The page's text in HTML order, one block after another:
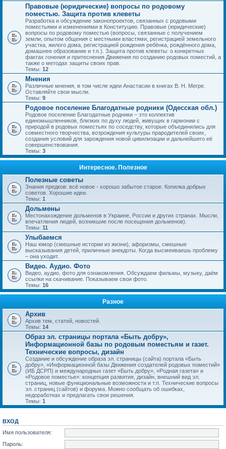
Правовые (юридические) вопросы по родовому
поместью. Защита против клеветы
Разработка и обсуждение законопроектов, связанных с родовыми
поместьями и изменениями в Конституцию. Правовые (юридические)
вопросы по родовому поместью (вопросы, связанные с получением
земли, опытом общения с местными властями, регистрацией земельного
участка, жилого дома, регистрацией рождения ребёнка, рождённого дома,
домашнее образование и т.п.). Защита против клеветы: о конкретных
фактах гонения и притеснения Движения по созданию родовых поместий, а
также о методах защиты своих прав.
Темы: 12
Мнения
Различные мнения, в том числе идеи Анастасии в книгах В. Н. Мегре.
Оставляйте свои мысли.
Темы: 9
Родовое поселение Благодатные родники (Одесская обл.)
Родовое поселение Благодатные родники – это коллектив
единомышленников, близких по духу людей, живущих в гармонии с
природой в родовых поместьях по соседству, которые объединились для
совместного творчества, возрождения культуры прародителей своих,
создания условий для зарождения новой цивилизации и дальнейшего её
совершенствования.
Темы: 3
Интересное. Полезное
Полезные советы
Знания предков: всё новое - хорошо забытое старое. Копилка добрых
советов. Хорошие идеи.
Темы: 1
Дольмены
Местонахождение дольменов в Украине, России и других странах. Мысли,
впечатления людей, возникшие после посещения дольменов).
Темы: 11
Улыбаемся
Наш юмор (смешные истории из жизни), афоризмы, смешные
высказывания детей, приличные анекдоты. Когда высмеиваешь проблему
– она уходит.
Видео. Аудио. Фото
Видео, аудио, фото для ознакомления. Обсуждаем фильмы, музыку, даём
ссылки на скачивание. Показываем свои фото.
Темы: 16
Разное
Архив
Архив тем, статей, новостей.
Темы: 14
Образ эл. страницы портала «Быть добру»,
Информационной базы по родовым поместьям и газет.
Технические вопросы, дизайн
Создание и обсуждение образа эл. страницы (сайта) портала «Быть
добру», «Информационной базы Движения создателей родовых поместий»
(ИБ ДСРП) и международных газет «Быть добру», «Родная газета» и
«Родовое поместье»: концепция развития, дизайн, внешний вид эл.
страниц, новые функциональные возможности и т.п. Технические вопросы
эл. страниц (сайтов) и форума. Можно сообщать об ошибках,
недоработках и предлагать свои решения.
Темы: 1
ВХОД
Имя пользователя:
Пароль: